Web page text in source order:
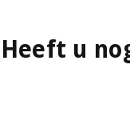
Heeft u